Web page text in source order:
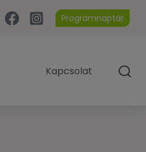
Programnaptár
Kapcsolat